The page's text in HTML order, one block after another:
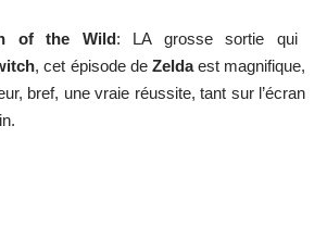
of the Wild: LA grosse sortie qui
, cet épisode de Zeldaest magnifique,
bref, une vraie réussite, tant sur l’écran